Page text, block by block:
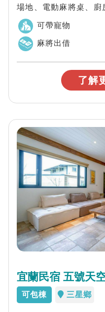
場地、電動麻將桌、廚
園/童玩節包棟首選，宜
可帶寵物
麻將出借
了解
宜蘭民宿 五號天
可包棟 三星鄉